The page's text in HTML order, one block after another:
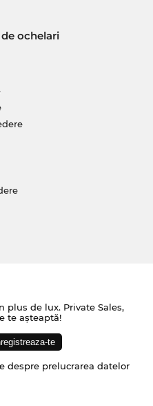
ochelari
plus de lux. Private Sales,
te așteaptă!
despre prelucrarea datelor